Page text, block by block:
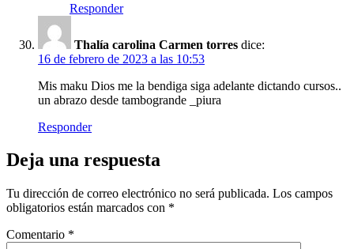
Responder
Thalía carolina Carmen torres dice:
16 de febrero de 2023 a las 10:53
Mis maku Dios me la bendiga siga adelante dictando cursos..
un abrazo desde tambogrande _piura
Responder
Deja una respuesta
Tu dirección de correo electrónico no será publicada. Los campos
obligatorios están marcados con *
Comentario *